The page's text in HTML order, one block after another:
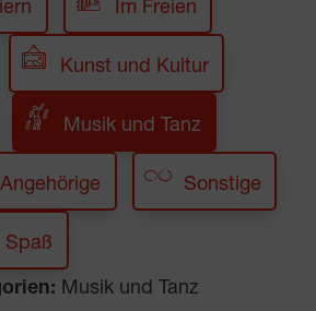
Im Freien
Kunst und Kultur
Musik und Tanz
Sonstige
Spaß
Musik und Tanz